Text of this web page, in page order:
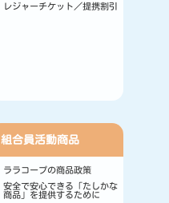
レジャーチケット／提携割引
組合員活動商品
ララコープの商品政策
安全で安心できる「たしかな
商品」を提供するために